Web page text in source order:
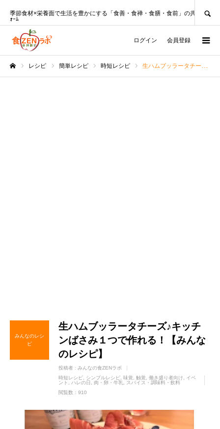
季節食材×栄養面で生活を豊かにする「食善・食禅・食膳・食前」の共創ﾌﾟﾗｯﾄﾌ
ｫｰﾑ
ログイン 会員登録
レシピ 簡単レシピ 時短レシピ 生ハムブッラータチーズ♪キッチンばさみ１つで作れる！【みんなのレシピ】
みんなのレシ
ピ
生ハムブッラータチーズ♪キッチ
ンばさみ１つで作れる！【みんな
のレシピ】
投稿者 : みんなの食ZENラボ
時短レシピ
シンプルレシピ 味覚 触覚 働き盛り者向け
イベ
ント
ハレの日 肉・卵・牛乳
スパイス・調味料・飲料
閲覧数：910